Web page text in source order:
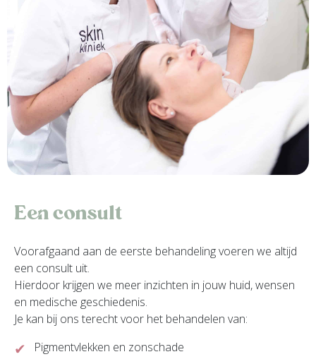
Een consult
Voorafgaand aan de eerste behandeling voeren we altijd
een consult uit.
Hierdoor krijgen we meer inzichten in jouw huid, wensen
en medische geschiedenis.
Je kan bij ons terecht voor het behandelen van:
Pigmentvlekken en zonschade